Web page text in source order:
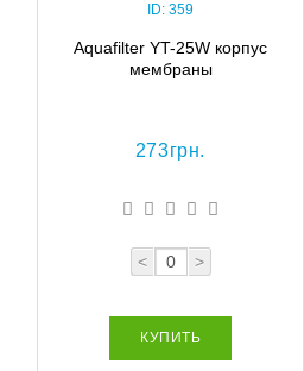
ID: 359
Aquafilter YT-25W корпус
мембраны
273грн.
< >
КУПИТЬ